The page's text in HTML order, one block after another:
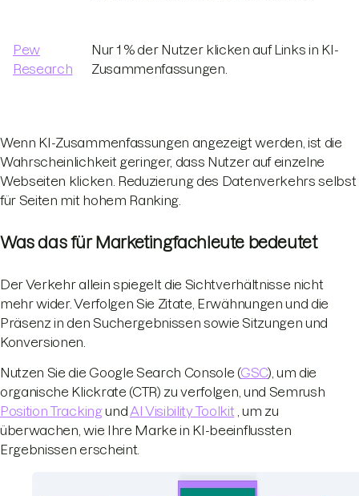
Pew
Research
Nur 1 % der Nutzer klicken auf Links in KI-
Zusammenfassungen.
Wenn KI-Zusammenfassungen angezeigt werden, ist die
Wahrscheinlichkeit geringer, dass Nutzer auf einzelne
Webseiten klicken. Reduzierung des Datenverkehrs selbst
für Seiten mit hohem Ranking.
Was das für Marketingfachleute bedeutet
Der Verkehr allein spiegelt die Sichtverhältnisse nicht
mehr wider. Verfolgen Sie Zitate, Erwähnungen und die
Präsenz in den Suchergebnissen sowie Sitzungen und
Konversionen.
Nutzen Sie die Google Search Console (GSC), um die
organische Klickrate (CTR) zu verfolgen, und Semrush
Position Trackingund AI Visibility Toolkit , um zu
überwachen, wie Ihre Marke in KI-beeinflussten
Ergebnissen erscheint.